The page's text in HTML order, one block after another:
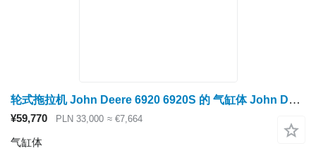
轮式拖拉机 John Deere 6920 6920S 的 气缸体 John Deere 6920 6920S 立柱模块总成 SE500737
¥59,770 PLN 33,000 ≈ €7,664
气缸体